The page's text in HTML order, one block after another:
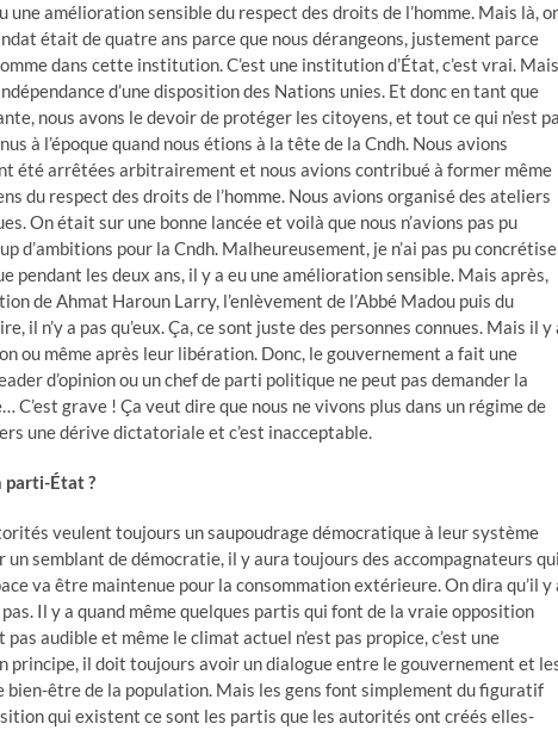
une amélioration sensible du respect des droits de l’homme. Mais là,
était de quatre ans parce que nous dérangeons, justement parce
dans cette institution. C’est une institution d’État, c’est vrai. Mais
d’une disposition des Nations unies. Et donc en tant que
nous avons le devoir de protéger les citoyens, et tout ce qui n’est
à l’époque quand nous étions à la tête de la Cndh. Nous avions
été arrêtées arbitrairement et nous avions contribué à former même
du respect des droits de l’homme. Nous avions organisé des ateliers
On était sur une bonne lancée et voilà que nous n’avions pas pu
d’ambitions pour la Cndh. Malheureusement, je n’ai pas pu
pendant les deux ans, il y a eu une amélioration sensible. Mais après,
de Ahmat Haroun Larry, l’enlèvement de l’Abbé Madou puis du
il n’y a pas qu’eux. Ça, ce sont juste des personnes connues. Mais il y
ou même après leur libération. Donc, le gouvernement a fait une
d’opinion ou un chef de parti politique ne peut pas demander la
C’est grave ! Ça veut dire que nous ne vivons plus dans un régime de
une dérive dictatoriale et c’est inacceptable.
parti-État ?
veulent toujours un saupoudrage démocratique à leur système
semblant de démocratie, il y aura toujours des accompagnateurs qui
va être maintenue pour la consommation extérieure. On dira qu’il y
Il y a quand même quelques partis qui font de la vraie opposition
audible et même le climat actuel n’est pas propice, c’est une
principe, il doit toujours avoir un dialogue entre le gouvernement et
bien-être de la population. Mais les gens font simplement du figuratif
qui existent ce sont les partis que les autorités ont créés elles-